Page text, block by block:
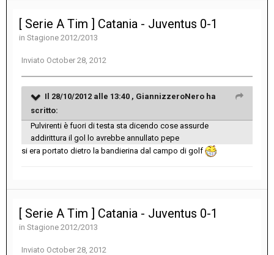
[ Serie A Tim ] Catania - Juventus 0-1
in Stagione 2012/2013
Inviato October 28, 2012
Il 28/10/2012 alle 13:40 , GiannizzeroNero ha
scritto:
Pulvirenti è fuori di testa sta dicendo cose assurde
addirittura il gol lo avrebbe annullato pepe
si era portato dietro la bandierina dal campo di golf
[ Serie A Tim ] Catania - Juventus 0-1
in Stagione 2012/2013
Inviato October 28, 2012